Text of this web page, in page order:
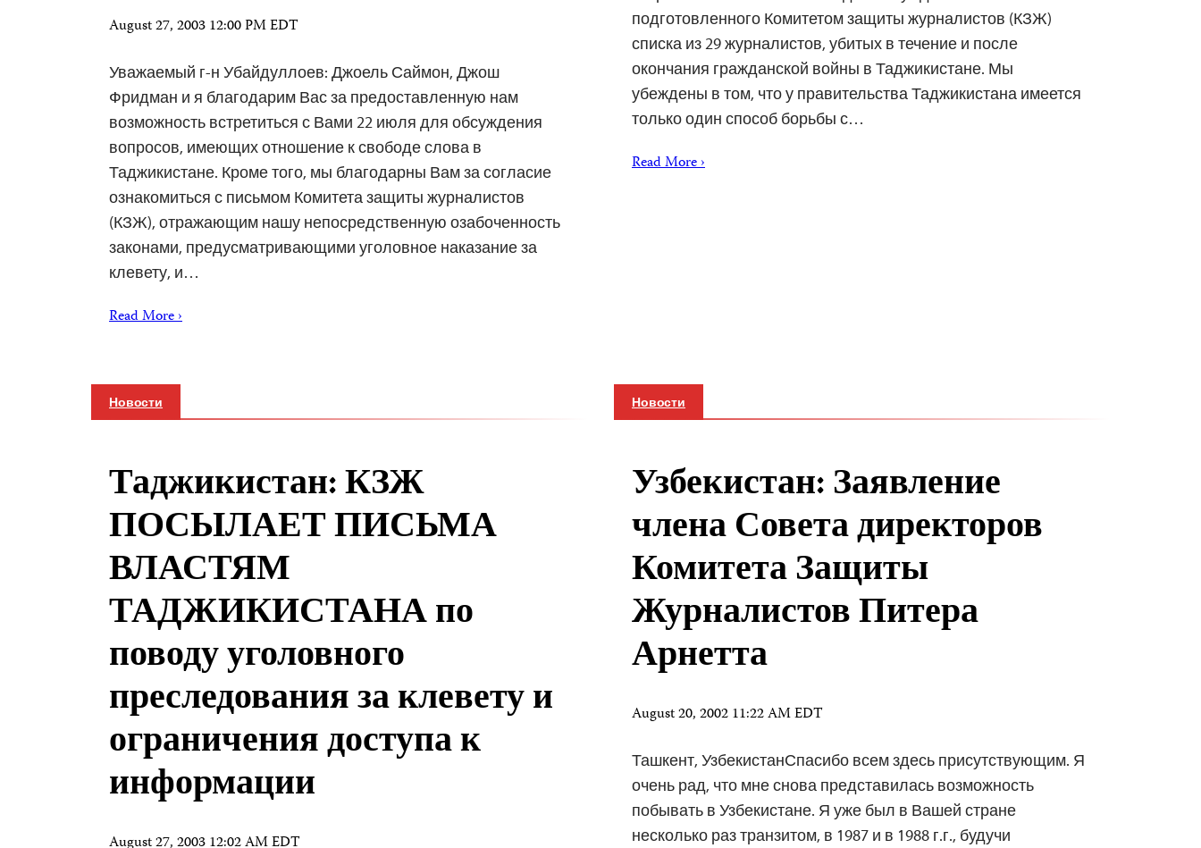
August 27, 2003 12:00 PM EDT
Уважаемый г-н Убайдуллоев: Джоель Саймон, Джош
Фридман и я благодарим Вас за предоставленную нам
возможность встретиться с Вами 22 июля для обсуждения
вопросов, имеющих отношение к свободе слова в
Таджикистане. Кроме того, мы благодарны Вам за согласие
ознакомиться с письмом Комитета защиты журналистов
(КЗЖ), отражающим нашу непосредственную озабоченность
законами, предусматривающими уголовное наказание за
клевету, и…
Read More ›
подготовленного Комитетом защиты журналистов (КЗЖ)
списка из 29 журналистов, убитых в течение и после
окончания гражданской войны в Таджикистане. Мы
убеждены в том, что у правительства Таджикистана имеется
только один способ борьбы с…
Read More ›
Новости
Таджикистан: КЗЖ
ПОСЫЛАЕТ ПИСЬМА
ВЛАСТЯМ
ТАДЖИКИСТАНА по
поводу уголовного
преследования за клевету и
ограничения доступа к
информации
Новости
Узбекистан: Заявление
члена Совета директоров
Комитета Защиты
Журналистов Питера
Арнетта
August 20, 2002 11:22 AM EDT
Ташкент, УзбекистанСпасибо всем здесь присутствующим. Я
очень рад, что мне снова представилась возможность
побывать в Узбекистане. Я уже был в Вашей стране
несколько раз транзитом, в 1987 и в 1988 г.г., будучи